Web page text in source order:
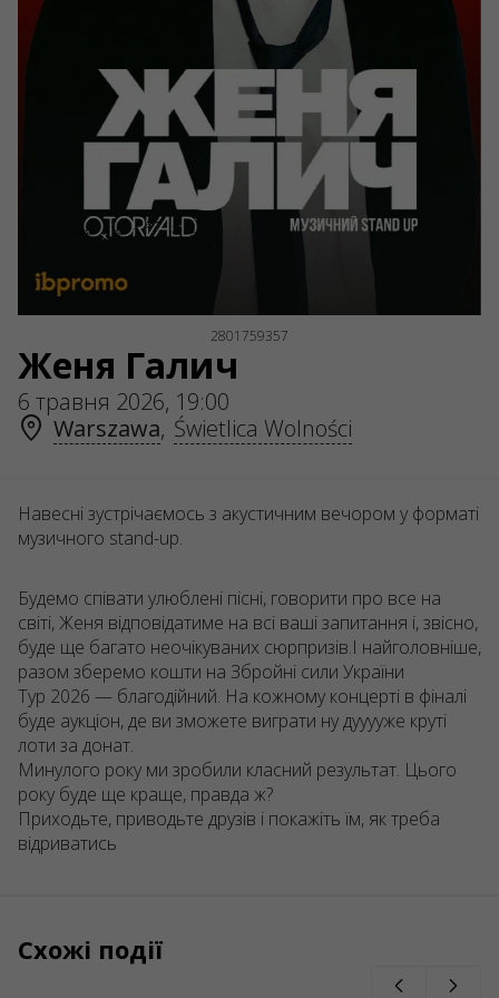
ul. GĘSIA, 8/205, KRAKÓW, kod 31-535
SERVICES
Доставка та оплата
Мапа сайту
Організаторам Логотип на афіши
Про компанію
Публічна оферта
2801759357
Женя Галич
6 травня 2026, 19:00
Warszawa, Świetlica Wolności
Навесні зустрічаємось з акустичним вечором у форматі
музичного stand-up.
Будемо співати улюблені пісні, говорити про все на
світі, Женя відповідатиме на всі ваші запитання і, звісно,
буде ще багато неочікуваних сюрпризів.І найголовніше,
разом зберемо кошти на Збройні сили України
Тур 2026 — благодійний. На кожному концерті в фіналі
буде аукціон, де ви зможете виграти ну дууууже круті
лоти за донат.
Минулого року ми зробили класний результат. Цього
року буде ще краще, правда ж?
Приходьте, приводьте друзів і покажіть їм, як треба
відриватись
Схожі події